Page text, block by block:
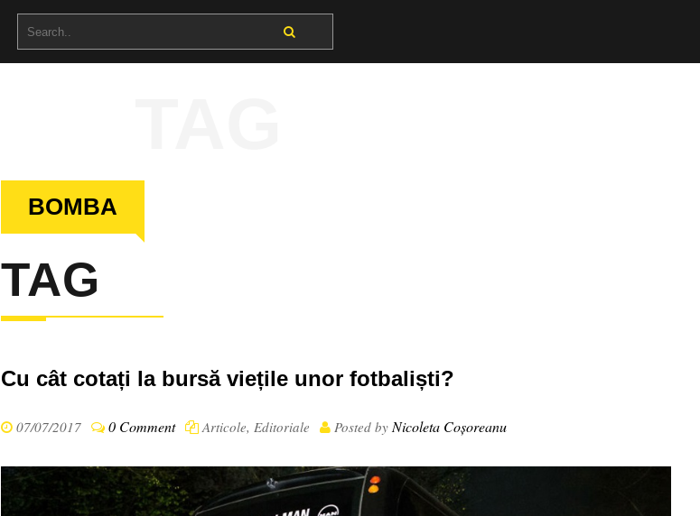
BOMBA
TAG
Cu cât cotați la bursă viețile unor fotbaliști?
07/07/2017 0 Comment Articole, Editoriale Posted byNicoleta Coșoreanu